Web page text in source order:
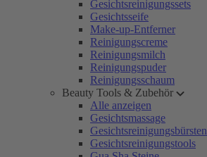
Gesichtsreinigungssets
Gesichtsseife
Make-up-Entferner
Reinigungscreme
Reinigungsmilch
Reinigungspuder
Reinigungsschaum
Beauty Tools & Zubehör
Alle anzeigen
Gesichtsmassage
Gesichtsreinigungsbürsten
Gesichtsreinigungstools